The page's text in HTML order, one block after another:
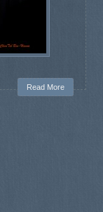
Read More